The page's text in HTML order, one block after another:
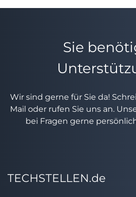
Sie
Wir sind gerne für Sie da!
Mail oder rufen Sie uns an.
bei Fragen gerne
TECHSTELLEN.de